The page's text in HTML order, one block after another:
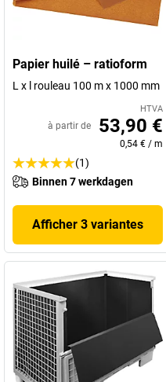
Papier huilé – ratioform
L x l rouleau 100 m x 1000 mm
HTVA
à partir de 53,90 €
0,54 € / m
(1)
Binnen 7 werkdagen
Afficher 3 variantes